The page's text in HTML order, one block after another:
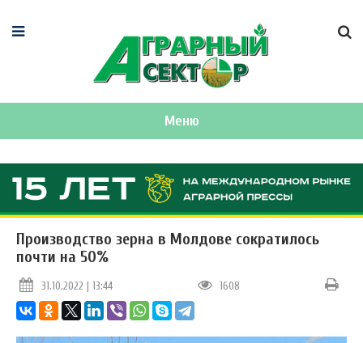
Меню
Производство зерна в Молдове сократилось
почти на 50%
31.10.2022 | 13:44 1608